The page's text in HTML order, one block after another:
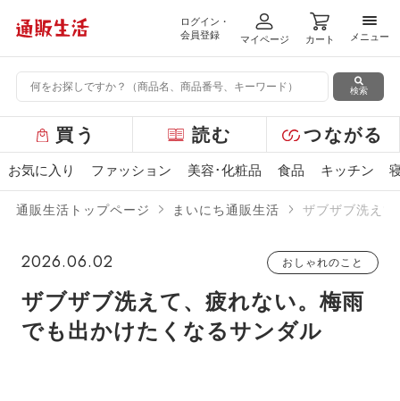
ログイン・
会員登録
マイページ カート
メ
メニュー
検索
ー
バ
買う 読む つながる
お気に入り ファッション 美容･化粧品 食品 キッチン
通販生活トップページ まいにち通販生活 ザブザブ洗え
2026.06.02 おしゃれのこと
ザブザブ洗えて、疲れない。梅雨
でも出かけたくなるサンダル